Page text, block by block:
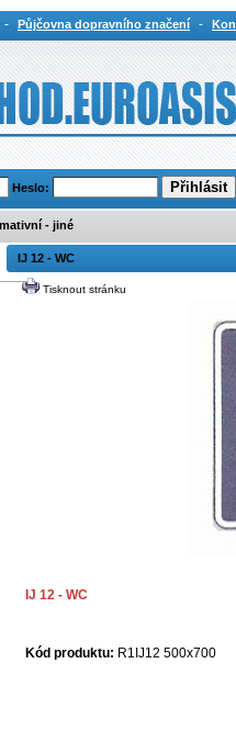
- Půjčovna dopravního značení -
Heslo:
- jiné
IJ 12 - WC
Tisknout stránku
IJ 12 - WC
Kód produktu: R1IJ12 500x700